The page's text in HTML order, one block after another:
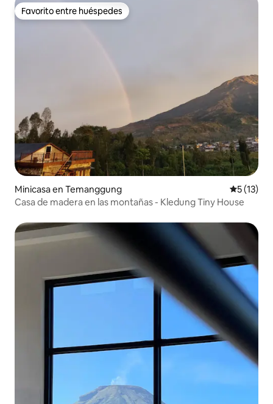
Favorito entre huéspedes
Favorito entre huéspedes
Minicasa en Temanggung
5 (13)
Casa de madera en las montañas - Kledung Tiny House